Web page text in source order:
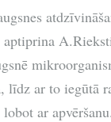
aptiprina
līdz ar to iegūtā
ar